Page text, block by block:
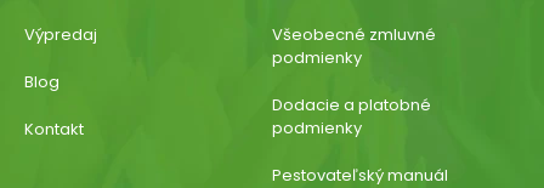
Výpredaj
Blog
Kontakt
Všeobecné zmluvné
podmienky
Dodacie a platobné
podmienky
Pestovateľský manuál